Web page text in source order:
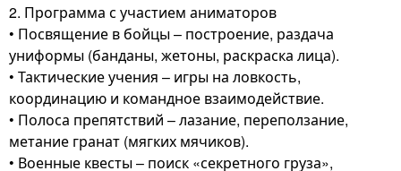
2. Программа с участием аниматоров
• Посвящение в бойцы – построение, раздача
униформы (банданы, жетоны, раскраска лица).
• Тактические учения – игры на ловкость,
координацию и командное взаимодействие.
• Полоса препятствий – лазание, переползание,
метание гранат (мягких мячиков).
• Военные квесты – поиск «секретного груза»,